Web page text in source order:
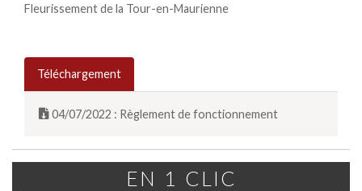
Fleurissement de la Tour-en-Maurienne
Téléchargement
04/07/2022 : Règlement de fonctionnement
EN 1 CLIC